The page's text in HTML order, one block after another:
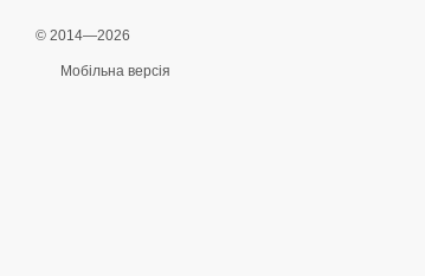
© 2014—2026
Мобільна версія